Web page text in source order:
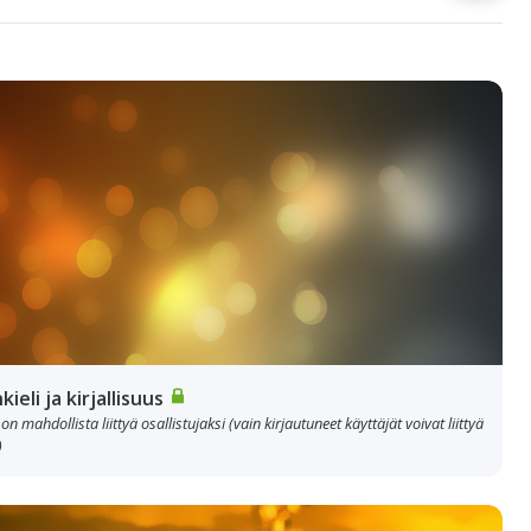
ja kirjallisuus
on mahdollista liittyä osallistujaksi (vain kirjautuneet käyttäjät voivat liittyä